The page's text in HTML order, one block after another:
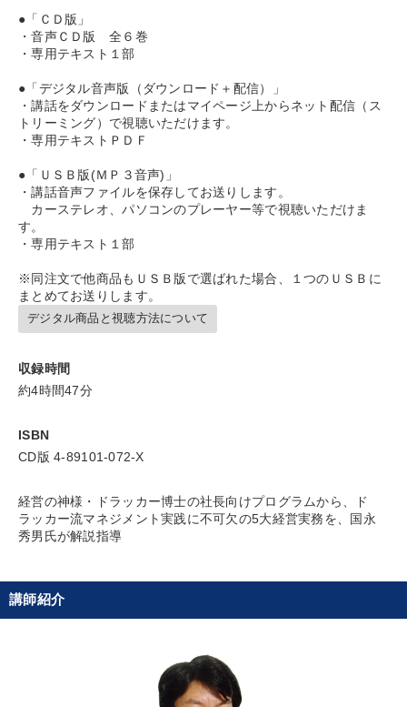
キーワード
運勢・先見 お金の授業 ベンチャー 成功哲学
イノベーション DX
※「更新」を押すと「カテゴリー」「目的別」「キーワード」を更新いただけます。
local_offer タグから探す
すべての音声・動画（全2077タイトル）からお探しいただけます
タグ・キーワード
感動講話
テレビ・ネットで話題 インバウンド 資産運用
会社数字を学ぶ
●「ＣＤ版」
・音声ＣＤ版 全６巻
・専用テキスト１部
●「デジタル音声版（ダウンロード＋配信）」
・講話をダウンロードまたはマイページ上からネット配信（ス
トリーミング）で視聴いただけます。
・専用テキストＰＤＦ
●「ＵＳＢ版(ＭＰ３音声)」
・講話音声ファイルを保存してお送りします。
カーステレオ、パソコンのプレーヤー等で視聴いただけま
す。
・専用テキスト１部
※同注文で他商品もＵＳＢ版で選ばれた場合、１つのＵＳＢに
まとめてお送りします。
デジタル商品と視聴方法について
収録時間
約4時間47分
ISBN
CD版 4-89101-072-X
経営の神様・ドラッカー博士の社長向けプログラムから、ド
ラッカー流マネジメント実践に不可欠の5大経営実務を、国永
秀男氏が解説指導
講師紹介